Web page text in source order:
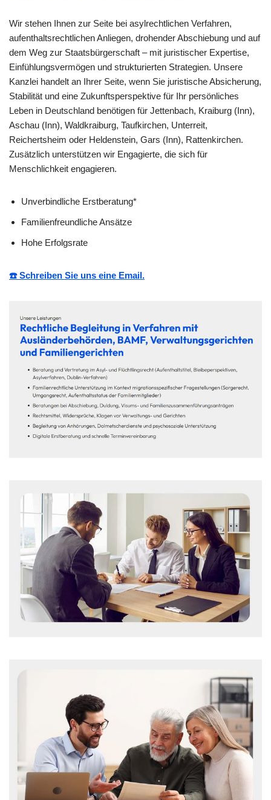
Wir stehen Ihnen zur Seite bei asylrechtlichen Verfahren,
aufenthaltsrechtlichen Anliegen, drohender Abschiebung und auf
dem Weg zur Staatsbürgerschaft – mit juristischer Expertise,
Einfühlungsvermögen und strukturierten Strategien. Unsere
Kanzlei handelt an Ihrer Seite, wenn Sie juristische Absicherung,
Stabilität und eine Zukunftsperspektive für Ihr persönliches
Leben in Deutschland benötigen für Jettenbach, Kraiburg (Inn),
Aschau (Inn), Waldkraiburg, Taufkirchen, Unterreit,
Reichertsheim oder Heldenstein, Gars (Inn), Rattenkirchen.
Zusätzlich unterstützen wir Engagierte, die sich für
Menschlichkeit engagieren.
Unverbindliche Erstberatung*
Familienfreundliche Ansätze
Hohe Erfolgsrate
☎️ Schreiben Sie uns eine Email.